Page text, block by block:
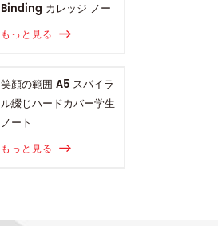
Binding カレッジ ノー
ト
もっと見る
笑顔の範囲 A5 スパイラ
ル綴じハードカバー学生
ノート
もっと見る